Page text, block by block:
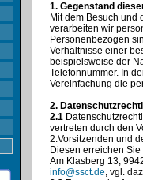
1. Gegenstand
Mit dem Besuch und
verarbeiten wir
Personenbezogen
Verhältnisse einer
beispielsweise der
Telefonnummer. In
Vereinfachung die
2.
2.1
vertreten durch den
2.Vorsitzenden und
Diesen erreichen
Am Klasberg 13,
info@ssct.de, vgl.